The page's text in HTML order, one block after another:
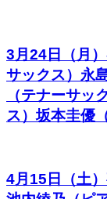
3月24日（月
サックス）永
（テナーサッ
ス）坂本圭優
4月15日（土